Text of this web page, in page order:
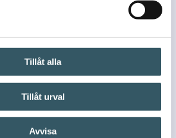
Tillåt alla
Tillåt urval
Avvisa